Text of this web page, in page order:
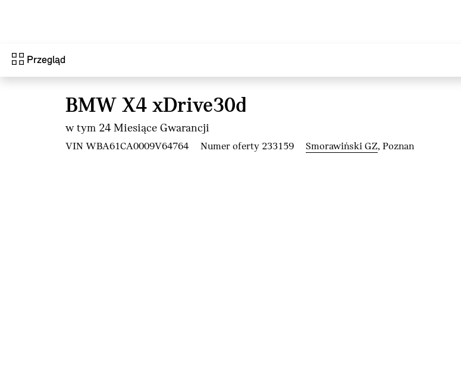
Przegląd
BMW X4 xDrive30d
w tym 24 Miesiące Gwarancji
VIN WBA61CA0009V64764 Numer oferty 233159 Smorawiński GZ, Poznan